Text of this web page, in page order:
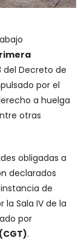
del Decreto de
por el
a huelga
otras
obligadas a
declarados
de
la Sala IV de la
por
.